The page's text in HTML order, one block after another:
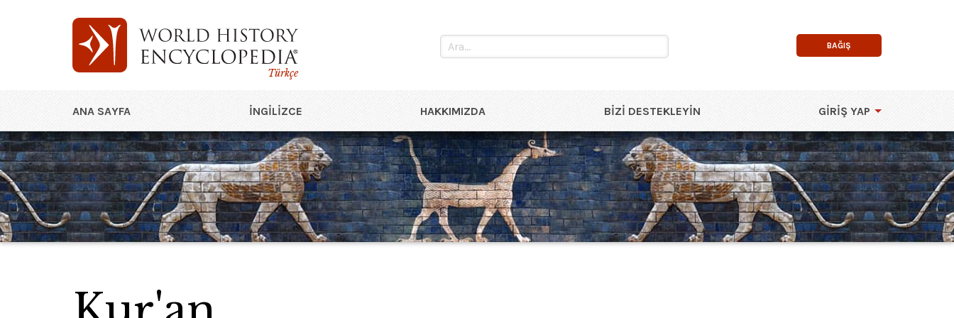
Türkçe
BAĞIŞ
ANA SAYFA İNGILIZCE HAKKIMIZDA BIZI DESTEKLEYIN GIRIŞ YAP